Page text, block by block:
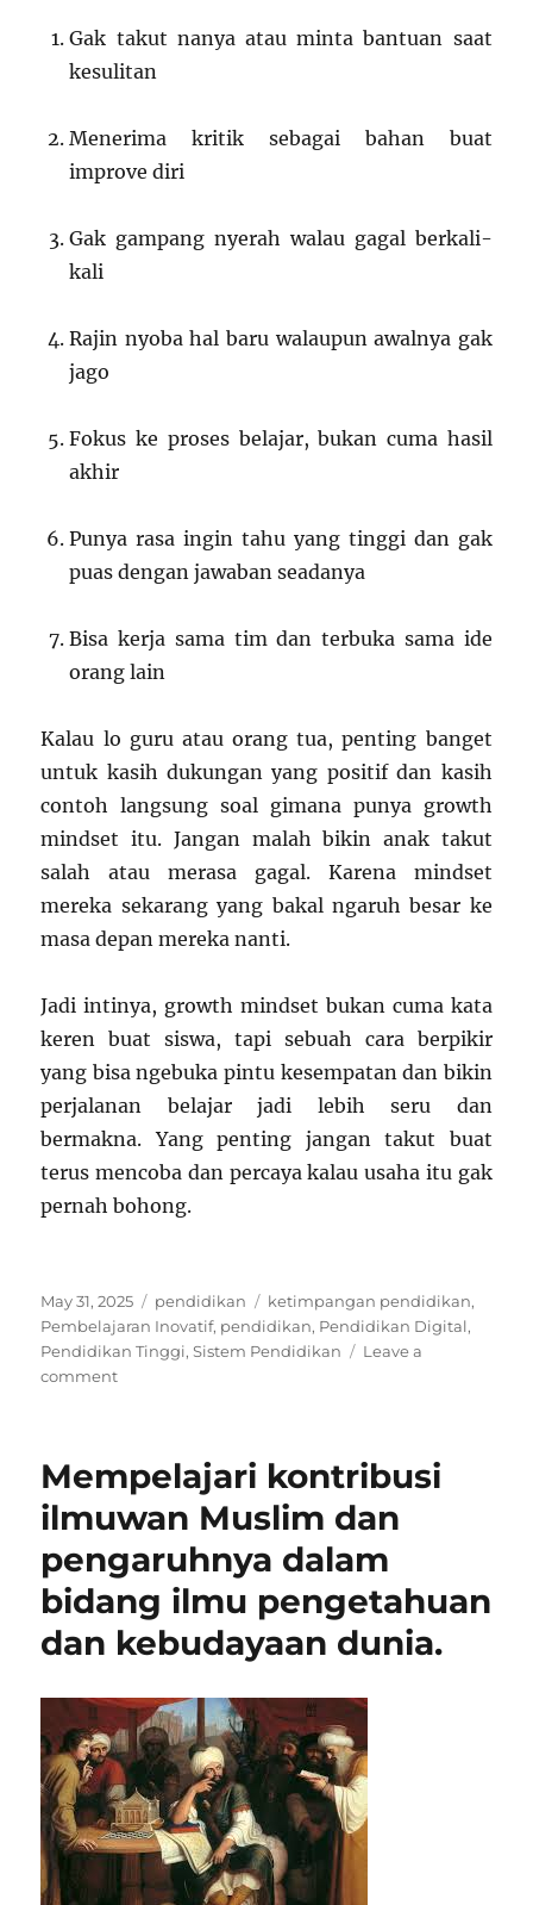
Gak takut nanya atau minta bantuan saat
kesulitan
Menerima kritik sebagai bahan buat
improve diri
Gak gampang nyerah walau gagal berkali-
kali
Rajin nyoba hal baru walaupun awalnya gak
jago
Fokus ke proses belajar, bukan cuma hasil
akhir
Punya rasa ingin tahu yang tinggi dan gak
puas dengan jawaban seadanya
Bisa kerja sama tim dan terbuka sama ide
orang lain
Kalau lo guru atau orang tua, penting banget
untuk kasih dukungan yang positif dan kasih
contoh langsung soal gimana punya growth
mindset itu. Jangan malah bikin anak takut
salah atau merasa gagal. Karena mindset
mereka sekarang yang bakal ngaruh besar ke
masa depan mereka nanti.
Jadi intinya, growth mindset bukan cuma kata
keren buat siswa, tapi sebuah cara berpikir
yang bisa ngebuka pintu kesempatan dan bikin
perjalanan belajar jadi lebih seru dan
bermakna. Yang penting jangan takut buat
terus mencoba dan percaya kalau usaha itu gak
pernah bohong.
Posted
on
May 31, 2025 Categories
pendidikan Tags
ketimpangan pendidikan,
Pembelajaran Inovatif, pendidikan, Pendidikan Digital,
Pendidikan Tinggi,Sistem Pendidikan
Leave a
commenton
Mindset)
dan
Dampaknya
bagi
Siswa
Mempelajari kontribusi
ilmuwan Muslim dan
pengaruhnya dalam
bidang ilmu pengetahuan
dan kebudayaan dunia.